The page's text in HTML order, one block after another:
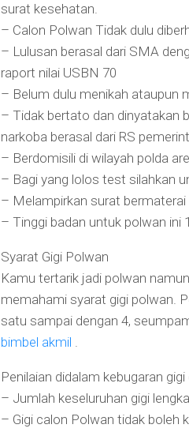
surat kesehatan.
– Calon Polwan Tidak dulu
– Lulusan berasal dari SMA
raport nilai USBN 70
– Belum dulu menikah ataupun
– Tidak bertato dan dinyatakan
narkoba berasal dari RS
– Berdomisili di wilayah polda
– Bagi yang lolos test silahkan
– Melampirkan surat
– Tinggi badan untuk polwan ini
Syarat Gigi Polwan
Kamu tertarik jadi polwan
memahami syarat gigi polwan.
satu sampai dengan 4,
bimbel akmil .
Penilaian didalam kebugaran
– Jumlah keseluruhan gigi
– Gigi calon Polwan tidak boleh